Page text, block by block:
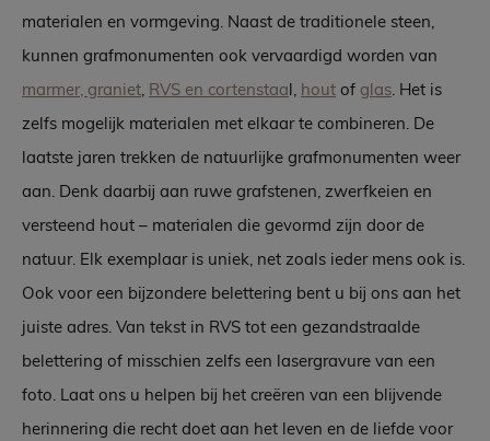
materialen en vormgeving. Naast de traditionele steen,
kunnen grafmonumenten ook vervaardigd worden van
marmer, graniet, RVS en cortenstaal, hout of glas. Het is
zelfs mogelijk materialen met elkaar te combineren. De
laatste jaren trekken de natuurlijke grafmonumenten weer
aan. Denk daarbij aan ruwe grafstenen, zwerfkeien en
versteend hout – materialen die gevormd zijn door de
natuur. Elk exemplaar is uniek, net zoals ieder mens ook is.
Ook voor een bijzondere belettering bent u bij ons aan het
juiste adres. Van tekst in RVS tot een gezandstraalde
belettering of misschien zelfs een lasergravure van een
foto. Laat ons u helpen bij het creëren van een blijvende
herinnering die recht doet aan het leven en de liefde voor